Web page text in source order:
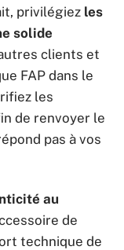
privilégiez les
solide
clients et
FAP dans le
les
de renvoyer le
pas à vos
au
de
technique de